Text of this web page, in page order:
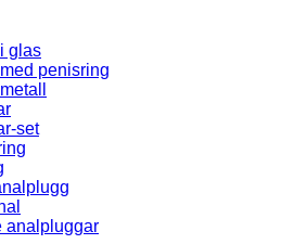
glas
penisring
set
analpluggar